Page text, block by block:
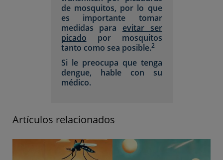
de mosquitos, por lo que
es importante tomar
medidas para evitar ser
picado por mosquitos
tanto como sea posible.2
Si le preocupa que tenga
dengue, hable con su
médico.
Artículos relacionados